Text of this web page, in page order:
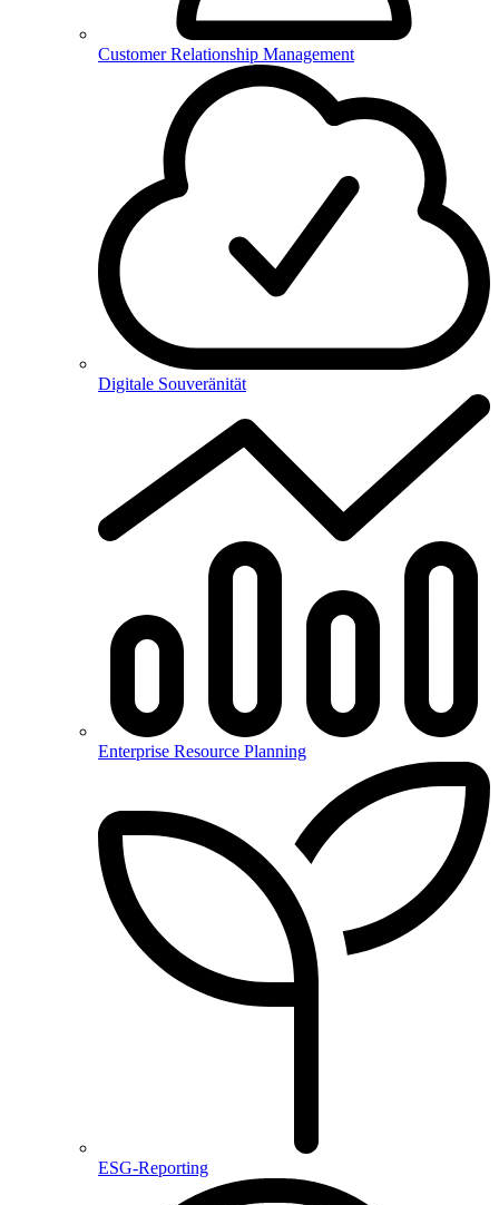
Customer Relationship Management
Digitale Souveränität
Enterprise Resource Planning
ESG-Reporting